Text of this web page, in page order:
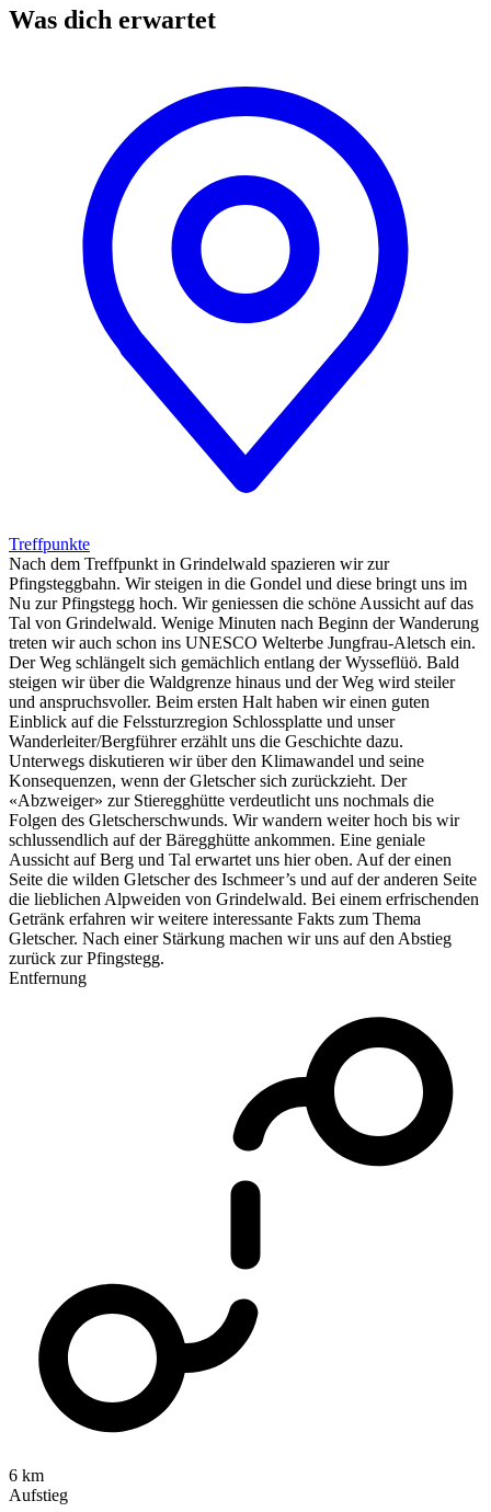
Was dich erwartet
Treffpunkte
Nach dem Treffpunkt in Grindelwald spazieren wir zur
Pfingsteggbahn. Wir steigen in die Gondel und diese bringt uns im
Nu zur Pfingstegg hoch. Wir geniessen die schöne Aussicht auf das
Tal von Grindelwald. Wenige Minuten nach Beginn der Wanderung
treten wir auch schon ins UNESCO Welterbe Jungfrau-Aletsch ein.
Der Weg schlängelt sich gemächlich entlang der Wysseflüö. Bald
steigen wir über die Waldgrenze hinaus und der Weg wird steiler
und anspruchsvoller. Beim ersten Halt haben wir einen guten
Einblick auf die Felssturzregion Schlossplatte und unser
Wanderleiter/Bergführer erzählt uns die Geschichte dazu.
Unterwegs diskutieren wir über den Klimawandel und seine
Konsequenzen, wenn der Gletscher sich zurückzieht. Der
«Abzweiger» zur Stieregghütte verdeutlicht uns nochmals die
Folgen des Gletscherschwunds. Wir wandern weiter hoch bis wir
schlussendlich auf der Bäregghütte ankommen. Eine geniale
Aussicht auf Berg und Tal erwartet uns hier oben. Auf der einen
Seite die wilden Gletscher des Ischmeer’s und auf der anderen Seite
die lieblichen Alpweiden von Grindelwald. Bei einem erfrischenden
Getränk erfahren wir weitere interessante Fakts zum Thema
Gletscher. Nach einer Stärkung machen wir uns auf den Abstieg
zurück zur Pfingstegg.
Entfernung
6 km
Aufstieg